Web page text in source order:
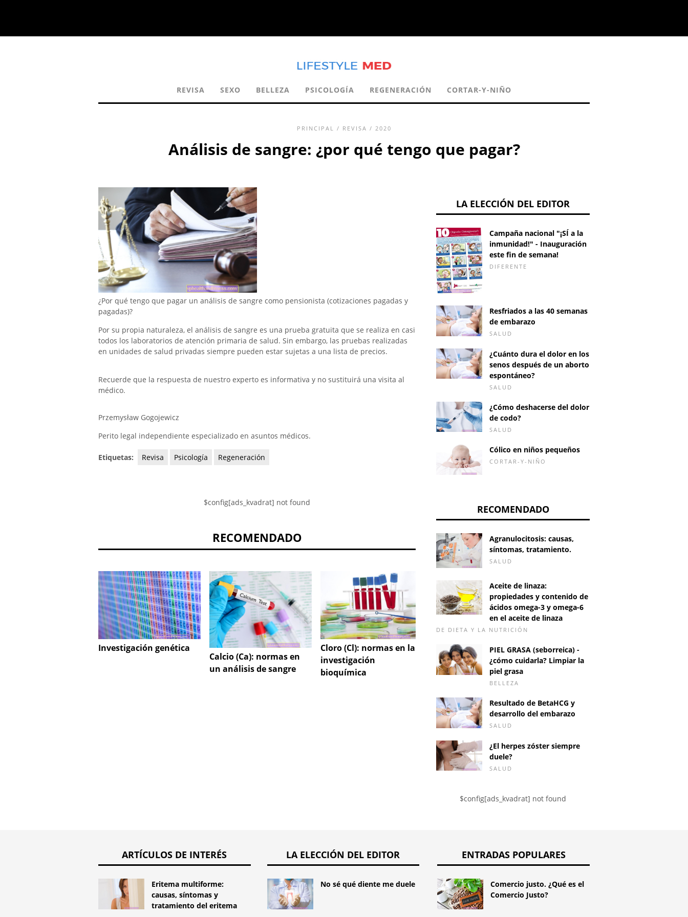
REVISA SEXO BELLEZA PSICOLOGÍA REGENERACIÓN CORTAR-Y-NIÑO
PRINCIPAL / REVISA / 2020
Análisis de sangre: ¿por qué tengo que pagar?
¿Por qué tengo que pagar un análisis de sangre como pensionista (cotizaciones pagadas y
pagadas)?
Por su propia naturaleza, el análisis de sangre es una prueba gratuita que se realiza en casi
todos los laboratorios de atención primaria de salud. Sin embargo, las pruebas realizadas
en unidades de salud privadas siempre pueden estar sujetas a una lista de precios.
Recuerde que la respuesta de nuestro experto es informativa y no sustituirá una visita al
médico.
Przemysław Gogojewicz
Perito legal independiente especializado en asuntos médicos.
Etiquetas: Revisa Psicología Regeneración
$config[ads_kvadrat] not found
RECOMENDADO
Investigación genética
Calcio (Ca): normas en
un análisis de sangre
Cloro (Cl): normas en la
investigación
bioquímica
Radiografía de la
columna
eres?
LA ELECCIÓN DEL EDITOR
Campaña nacional "¡SÍ a la
inmunidad!" - Inauguración
este fin de semana!
DIFERENTE
Resfriados a las 40 semanas
de embarazo
SALUD
¿Cuánto dura el dolor en los
senos después de un aborto
espontáneo?
SALUD
¿Cómo deshacerse del dolor
de codo?
SALUD
Cólico en niños pequeños
CORTAR-Y-NIÑO
RECOMENDADO
Agranulocitosis: causas,
síntomas, tratamiento.
SALUD
Aceite de linaza:
propiedades y contenido de
ácidos omega-3 y omega-6
en el aceite de linaza
DE DIETA Y LA NUTRICIÓN
PIEL GRASA (seborreica) -
¿cómo cuidarla? Limpiar la
piel grasa
BELLEZA
Resultado de BetaHCG y
desarrollo del embarazo
SALUD
¿El herpes zóster siempre
duele?
SALUD
$config[ads_kvadrat] not found
ARTÍCULOS DE INTERÉS
Eritema multiforme:
causas, síntomas y
tratamiento del eritema
LA ELECCIÓN DEL EDITOR
No sé qué diente me duele
ENTRADAS POPULARES
Comercio justo. ¿Qué es el
Comercio Justo?